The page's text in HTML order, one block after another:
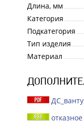
Длина, мм
Категория
Подкатегория
Тип изделия
Материал